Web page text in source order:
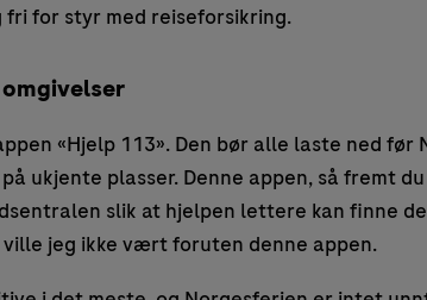
for styr med reiseforsikring.
«Hjelp 113». Den bør alle laste ned før
ukjente plasser. Denne appen, så fremt
slik at hjelpen lettere kan finne
jeg ikke vært foruten denne appen.